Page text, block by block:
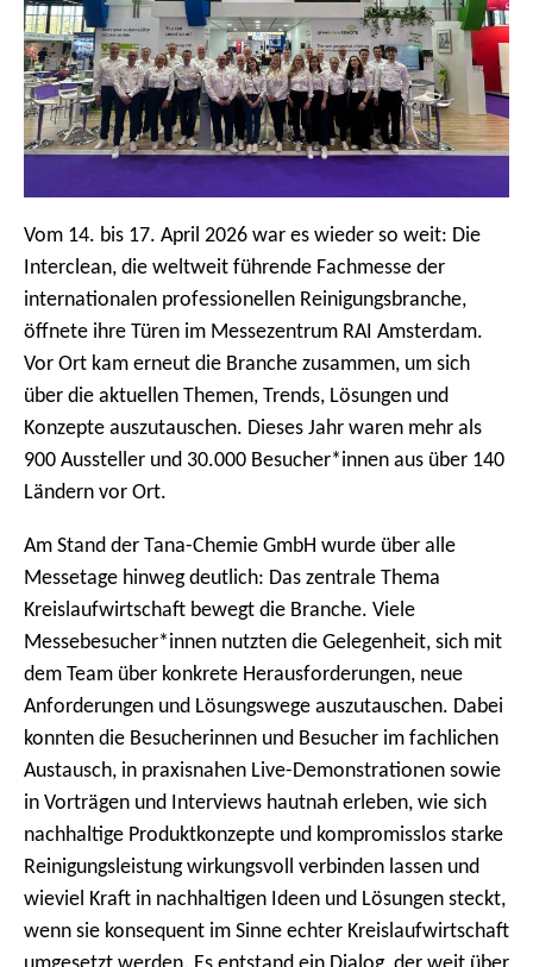
Vom 14. bis 17. April 2026 war es wieder so weit: Die
Interclean, die weltweit führende Fachmesse der
internationalen professionellen Reinigungsbranche,
öffnete ihre Türen im Messezentrum RAI Amsterdam.
Vor Ort kam erneut die Branche zusammen, um sich
über die aktuellen Themen, Trends, Lösungen und
Konzepte auszutauschen. Dieses Jahr waren mehr als
900 Aussteller und 30.000 Besucher*innen aus über 140
Ländern vor Ort.
Am Stand der Tana-Chemie GmbH wurde über alle
Messetage hinweg deutlich: Das zentrale Thema
Kreislaufwirtschaft bewegt die Branche. Viele
Messebesucher*innen nutzten die Gelegenheit, sich mit
dem Team über konkrete Herausforderungen, neue
Anforderungen und Lösungswege auszutauschen. Dabei
konnten die Besucherinnen und Besucher im fachlichen
Austausch, in praxisnahen Live-Demonstrationen sowie
in Vorträgen und Interviews hautnah erleben, wie sich
nachhaltige Produktkonzepte und kompromisslos starke
Reinigungsleistung wirkungsvoll verbinden lassen und
wieviel Kraft in nachhaltigen Ideen und Lösungen steckt,
wenn sie konsequent im Sinne echter Kreislaufwirtschaft
umgesetzt werden. Es entstand ein Dialog, der weit über